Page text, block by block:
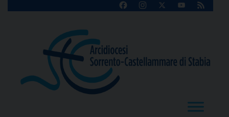
FacebookInstagram
X
YouTube
Feed